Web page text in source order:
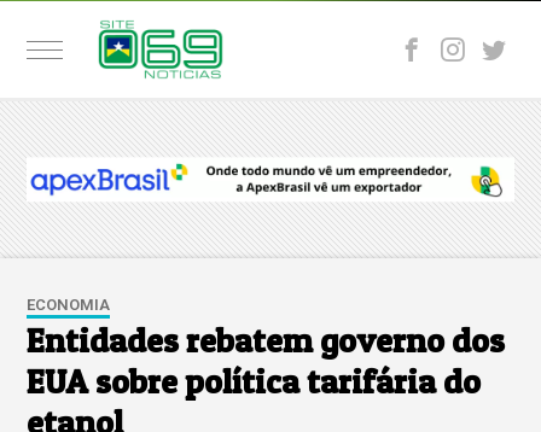
ECONOMIA
Entidades rebatem governo dos
EUA sobre política tarifária do
etanol